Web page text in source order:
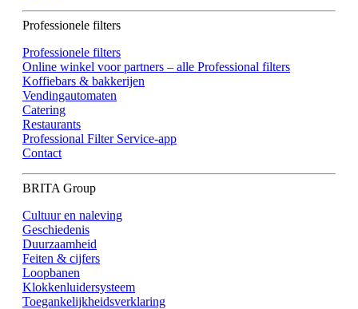
Professionele filters
Professionele filters
Online winkel voor partners – alle Professional filters
Koffiebars & bakkerijen
Vendingautomaten
Catering
Restaurants
Professional Filter Service-app
Contact
BRITA Group
Cultuur en naleving
Geschiedenis
Duurzaamheid
Feiten & cijfers
Loopbanen
Klokkenluidersysteem
Toegankelijkheidsverklaring